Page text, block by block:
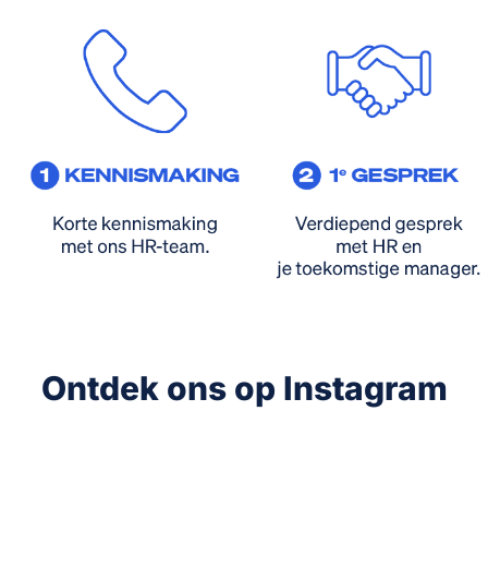
Ontdek ons op Instagram